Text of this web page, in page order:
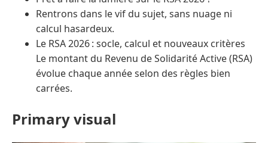
Rentrons dans le vif du sujet, sans nuage ni
calcul hasardeux.
Le RSA 2026 : socle, calcul et nouveaux critères
Le montant du Revenu de Solidarité Active (RSA)
évolue chaque année selon des règles bien
carrées.
Primary visual